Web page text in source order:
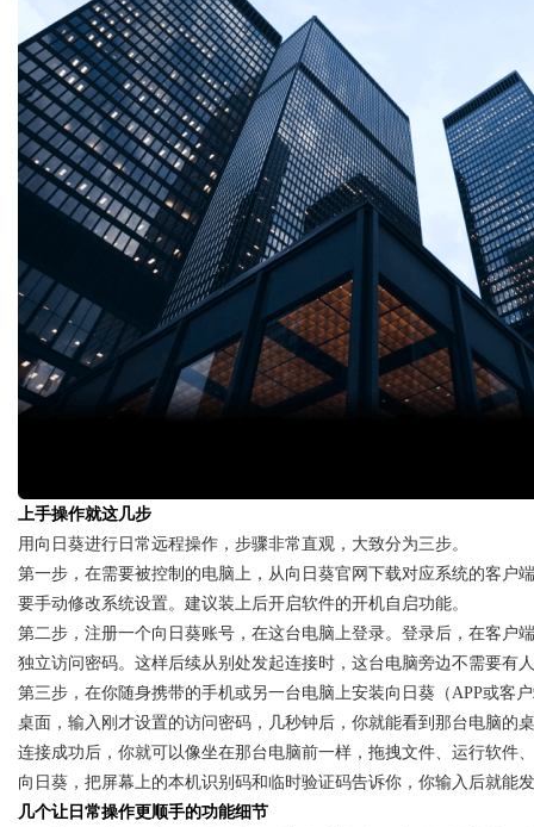
上手操作就这几步
用向日葵进行日常远程操作，步骤非常直观，大致分为三步。
第一步，在需要被控制的电脑上，从向日葵官网下载对应系统的客户
要手动修改系统设置。建议装上后开启软件的开机自启功能。
第二步，注册一个向日葵账号，在这台电脑上登录。登录后，在客户
独立访问密码。这样后续从别处发起连接时，这台电脑旁边不需要有
第三步，在你随身携带的手机或另一台电脑上安装向日葵（APP或客
桌面，输入刚才设置的访问密码，几秒钟后，你就能看到那台电脑的
连接成功后，你就可以像坐在那台电脑前一样，拖拽文件、运行软件
向日葵，把屏幕上的本机识别码和临时验证码告诉你，你输入后就能
几个让日常操作更顺手的功能细节